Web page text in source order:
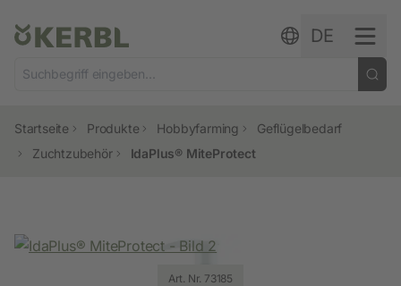
DE
Startseite Produkte Hobbyfarming
Geflügelbedarf
Zuchtzubehör
IdaPlus® MiteProtect
Art. Nr. 73185